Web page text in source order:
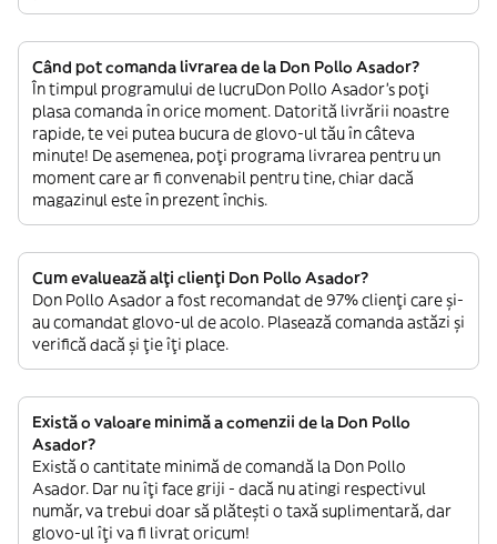
Când pot comanda livrarea de la Don Pollo Asador?
În timpul programului de lucruDon Pollo Asador’s poți
plasa comanda în orice moment. Datorită livrării noastre
rapide, te vei putea bucura de glovo-ul tău în câteva
minute! De asemenea, poți programa livrarea pentru un
moment care ar fi convenabil pentru tine, chiar dacă
magazinul este în prezent închis.
Cum evaluează alți clienți Don Pollo Asador?
Don Pollo Asador a fost recomandat de 97% clienți care și-
au comandat glovo-ul de acolo. Plasează comanda astăzi și
verifică dacă și ție îți place.
Există o valoare minimă a comenzii de la Don Pollo
Asador?
Există o cantitate minimă de comandă la Don Pollo
Asador. Dar nu îți face griji - dacă nu atingi respectivul
număr, va trebui doar să plătești o taxă suplimentară, dar
glovo-ul îți va fi livrat oricum!